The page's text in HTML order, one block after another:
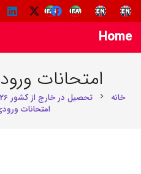
Home
امتحانات ورودی
خانه chevron_right تحصیل در خارج از کشور 2026
امتحانات ورودی